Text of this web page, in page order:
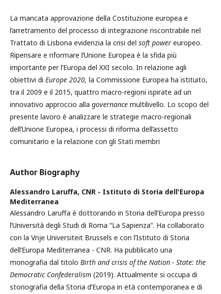
La mancata approvazione della Costituzione europea e
l’arretramento del processo di integrazione riscontrabile nel
Trattato di Lisbona evidenzia la crisi del soft power europeo.
Ripensare e riformare l’Unione Europea è la sfida più
importante per l’Europa del XXI secolo. In relazione agli
obiettivi di Europe 2020, la Commissione Europea ha istituito,
tra il 2009 e il 2015, quattro macro-regioni ispirate ad un
innovativo approccio alla governance multilivello. Lo scopo del
presente lavoro è analizzare le strategie macro-regionali
dell’Unione Europea, i processi di riforma dell’assetto
comunitario e la relazione con gli Stati membri
Author Biography
Alessandro Laruffa, CNR - Istituto di Storia dell'Europa
Mediterranea
Alessandro Laruffa è dottorando in Storia dell’Europa presso
l’Università degli Studi di Roma “La Sapienza”. Ha collaborato
con la Vrije Universiteit Brussels e con l’Istituto di Storia
dell’Europa Mediterranea - CNR. Ha pubblicato una
monografia dal titolo Birth and crisis of the Nation - State: the
Democratic Confederalism (2019). Attualmente si occupa di
storiografia della Storia d’Europa in età contemporanea e di